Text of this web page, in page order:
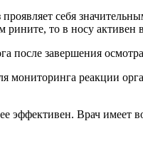
себя
рините, то в носу
после завершения
мониторинга реакции
эффективен. Врач имеет